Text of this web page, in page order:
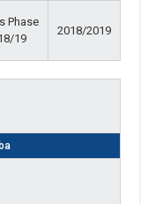
Phase
19
2018/2019